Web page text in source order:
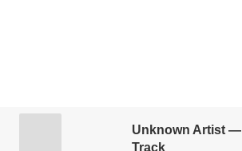
Unknown Artist
Track